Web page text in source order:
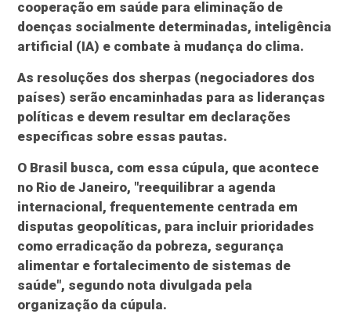
cooperação em saúde para eliminação de
doenças socialmente determinadas, inteligência
artificial (IA) e combate à mudança do clima.
As resoluções dos sherpas (negociadores dos
países) serão encaminhadas para as lideranças
políticas e devem resultar em declarações
específicas sobre essas pautas.
O Brasil busca, com essa cúpula, que acontece
no Rio de Janeiro, "reequilibrar a agenda
internacional, frequentemente centrada em
disputas geopolíticas, para incluir prioridades
como erradicação da pobreza, segurança
alimentar e fortalecimento de sistemas de
saúde", segundo nota divulgada pela
organização da cúpula.